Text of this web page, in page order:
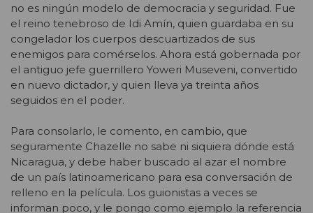
no es ningún modelo de democracia y seguridad. Fue
el reino tenebroso de Idi Amín, quien guardaba en su
congelador los cuerpos descuartizados de sus
enemigos para comérselos. Ahora está gobernada por
el antiguo jefe guerrillero Yoweri Museveni, convertido
en nuevo dictador, y quien lleva ya treinta años
seguidos en el poder.
Para consolarlo, le comento, en cambio, que
seguramente Chazelle no sabe ni siquiera dónde está
Nicaragua, y debe haber buscado al azar el nombre
de un país latinoamericano para esa conversación de
relleno en la película. Los guionistas a veces se
informan poco, y le pongo como ejemplo la referencia